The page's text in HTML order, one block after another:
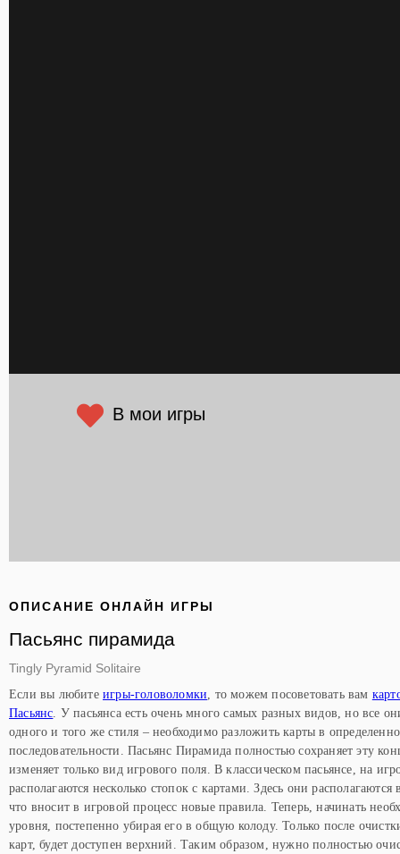
В мои игры
ОПИСАНИЕ ОНЛАЙН ИГРЫ
Пасьянс пирамида
Tingly Pyramid Solitaire
Если вы любите игры-головоломки , то можем посоветовать вам
Пасьянс . У пасьянса есть очень много самых разных видов, но все
одного и того же стиля – необходимо разложить карты в
последовательности. Пасьянс Пирамида полностью сохраняет эту
изменяет только вид игрового поля. В классическом пасьянсе, на
располагаются несколько стопок с картами. Здесь они
что вносит в игровой процесс новые правила. Теперь, начинать
уровня, постепенно убирая его в общую колоду. Только после
карт, будет доступен верхний. Таким образом, нужно полностью